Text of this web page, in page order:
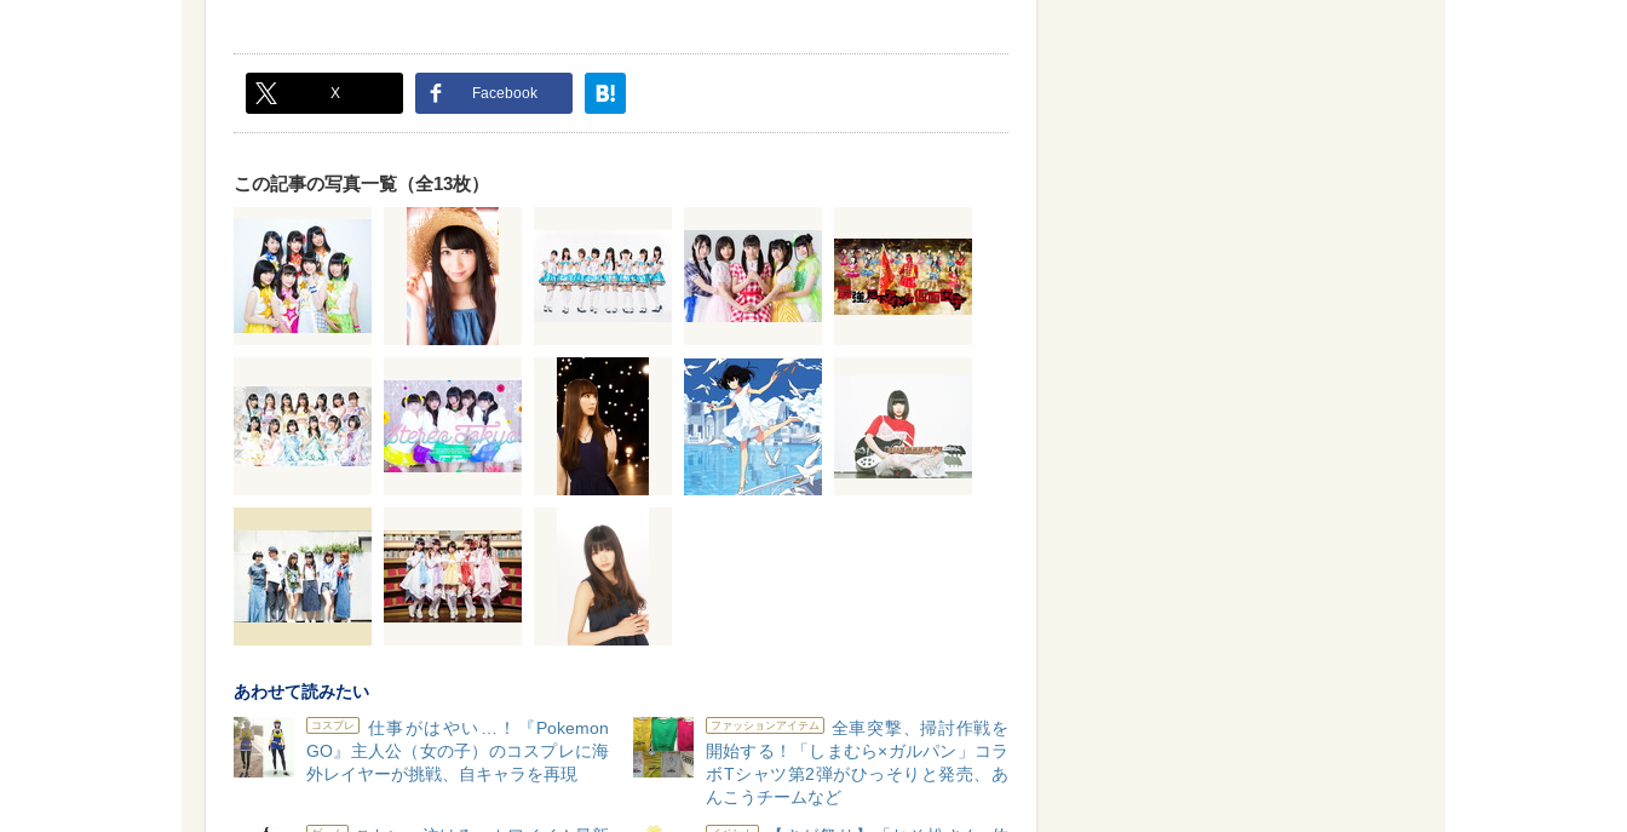
X Facebook
この記事の写真一覧（全13枚）
あわせて読みたい
コスプレ
仕事がはやい…！『Pokemon
GO』主人公（女の子）のコスプレに海
外レイヤーが挑戦、自キャラを再現
ファッションアイテム
全車突撃、掃討作戦を
開始する！「しまむら×ガルパン」コラ
ボTシャツ第2弾がひっそりと発売、あ
んこうチームなど